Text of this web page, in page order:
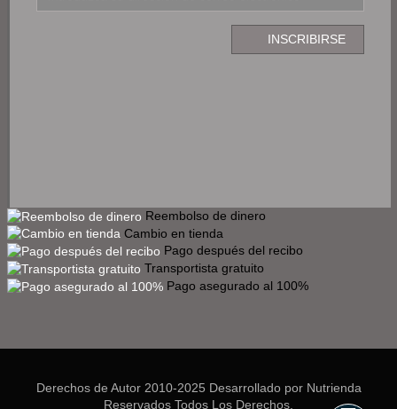
Reembolso de dinero
Cambio en tienda
Pago después del recibo
Transportista gratuito
Pago asegurado al 100%
Derechos de Autor 2010-2025 Desarrollado por Nutrienda
Reservados Todos Los Derechos.